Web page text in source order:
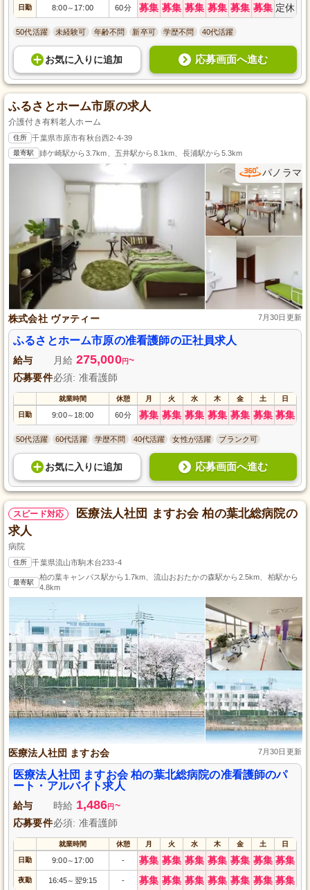
日勤 8:00～ 17:00 60分 募集 募集 募集 募集 募集 募集 定休
50代活躍 未経験可 年齢不問 新卒可 学歴不問 40代活躍
お気に入り に追加 応募画面へ進む
ふるさとホーム市原の求人
介護付き有料老人ホーム
住所 千葉県市原市有秋台西2-4-39
最寄駅 姉ケ崎駅から3.7km、五井駅から8.1km、長浦駅から5.3km
パノラマ
株式会社 ヴァティー 7月30日更新
ふるさとホーム市原の准看護師の正社員求人
給与 月給 275,000円~
応募要件必須: 准看護師
就業時間 休憩 月 火 水 木 金 土 日
日勤 9:00～ 18:00 60分 募集 募集 募集 募集 募集 募集 募集
50代活躍 60代活躍 学歴不問 40代活躍 女性が活躍 ブランク可
お気に入り に追加 応募画面へ進む
スピード対応
医療法人社団 ますお会 柏の葉北総病院の
求人
病院
住所 千葉県流山市駒木台233-4
最寄駅
柏の葉キャンパス駅から1.7km、流山おおたかの森駅から2.5km、柏駅から
4.8km
医療法人社団 ますお会 7月30日更新
医療法人社団 ますお会 柏の葉北総病院の准看護師のパ
ート・アルバイト求人
給与 時給 1,486円 ~
応募要件必須: 准看護師
就業時間 休憩 月 火 水 木 金 土 日
日勤 9:00～ 17:00 - 募集 募集 募集 募集 募集 募集 募集
夜勤 16:45～ 翌9:15 - 募集 募集 募集 募集 募集 募集 募集